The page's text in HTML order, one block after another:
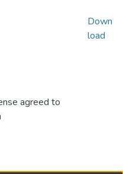
agreed to
Down
load